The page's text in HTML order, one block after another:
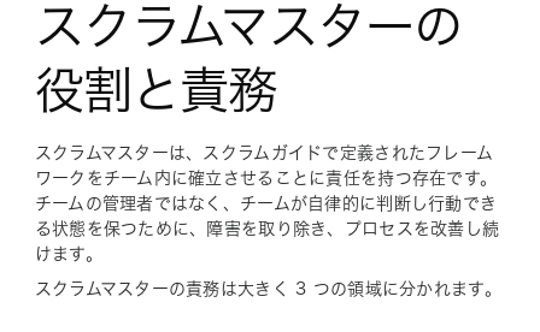
スクラムマスターの
役割と責務
スクラムマスターは、スクラムガイドで定義されたフレーム
ワークをチーム内に確立させることに責任を持つ存在です。
チームの管理者ではなく、チームが自律的に判断し行動でき
る状態を保つために、障害を取り除き、プロセスを改善し続
けます。
スクラムマスターの責務は大きく 3 つの領域に分かれます。